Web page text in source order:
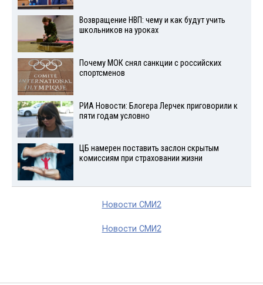
Возвращение НВП: чему и как будут учить
школьников на уроках
Почему МОК снял санкции с российских
спортсменов
РИА Новости: Блогера Лерчек приговорили к
пяти годам условно
ЦБ намерен поставить заслон скрытым
комиссиям при страховании жизни
Новости СМИ2
Новости СМИ2